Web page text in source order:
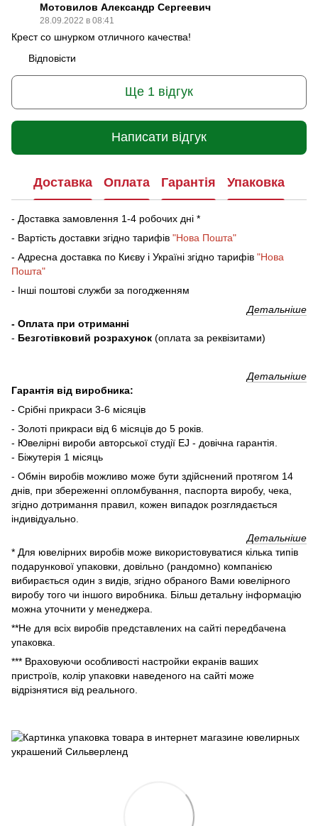
Мотовилов Александр Сергеевич
28.09.2022 в 08:41
Крест со шнурком отличного качества!
Відповісти
Ще 1 відгук
Написати відгук
Доставка Оплата Гарантія Упаковка
- Доставка замовлення 1-4 робочих дні *
- Вартість доставки згідно тарифів "Нова Пошта"
- Адресна доставка по Києву і Україні згідно тарифів "Нова
Пошта"
- Інші поштові служби за погодженням
Детальніше
- Оплата при отриманні
- Безготівковий розрахунок (оплата за реквізитами)
Детальніше
Гарантія від виробника:
- Срібні прикраси 3-6 місяців
- Золоті прикраси від 6 місяців до 5 років.
- Ювелірні вироби авторської студії EJ - довічна гарантія.
- Біжутерія 1 місяць
- Обмін виробів можливо може бути здійснений протягом 14
днів, при збереженні опломбування, паспорта виробу, чека,
згідно дотримання правил, кожен випадок розглядається
індивідуально.
Детальніше
* Для ювелірних виробів може використовуватися кілька типів
подарункової упаковки, довільно (рандомно) компанією
вибирається один з видів, згідно обраного Вами ювелірного
виробу того чи іншого виробника. Більш детальну інформацію
можна уточнити у менеджера.
**Не для всіх виробів представлених на сайті передбачена
упаковка.
*** Враховуючи особливості настройки екранів ваших
пристроїв, колір упаковки наведеного на сайті може
відрізнятися від реального.